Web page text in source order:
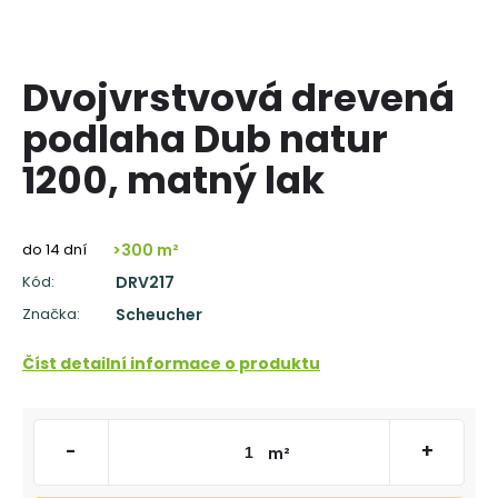
Dvojvrstvová drevená
podlaha Dub natur
1200, matný lak
do 14 dní >300 m²
Kód: DRV217
Značka: Scheucher
Číst detailní informace o produktu
- m² +
s
ť
?
O
d